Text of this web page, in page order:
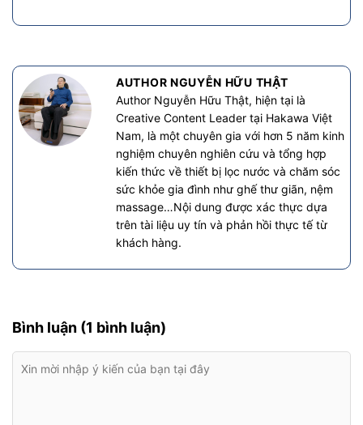
AUTHOR NGUYỄN HỮU THẬT
Author Nguyễn Hữu Thật, hiện tại là
Creative Content Leader tại Hakawa Việt
Nam, là một chuyên gia với hơn 5 năm kinh
nghiệm chuyên nghiên cứu và tổng hợp
kiến thức về thiết bị lọc nước và chăm sóc
sức khỏe gia đình như ghế thư giãn, nệm
massage…Nội dung được xác thực dựa
trên tài liệu uy tín và phản hồi thực tế từ
khách hàng.
Bình luận (1 bình luận)